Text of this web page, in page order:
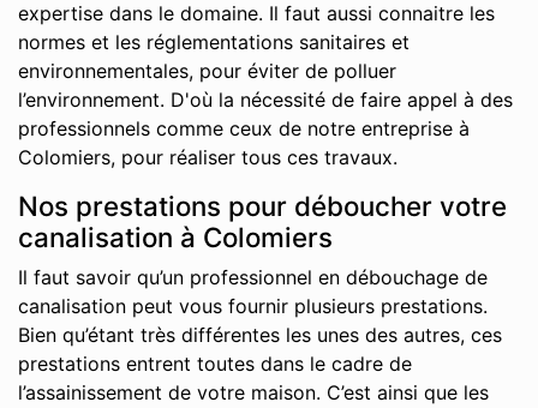
expertise dans le domaine. Il faut aussi connaitre les
normes et les réglementations sanitaires et
environnementales, pour éviter de polluer
l’environnement. D'où la nécessité de faire appel à des
professionnels comme ceux de notre entreprise à
Colomiers, pour réaliser tous ces travaux.
Nos prestations pour déboucher votre
canalisation à Colomiers
Il faut savoir qu’un professionnel en débouchage de
canalisation peut vous fournir plusieurs prestations.
Bien qu’étant très différentes les unes des autres, ces
prestations entrent toutes dans le cadre de
l’assainissement de votre maison. C’est ainsi que les